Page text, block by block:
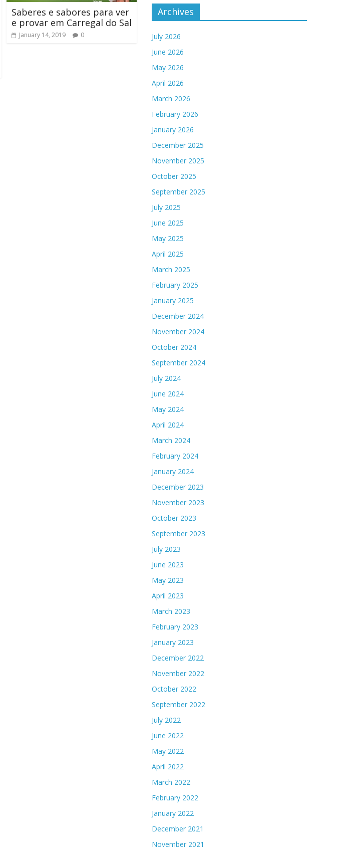
Saberes e sabores para ver
e provar em Carregal do Sal
January 14, 2019 0
Archives
July 2026
June 2026
May 2026
April 2026
March 2026
February 2026
January 2026
December 2025
November 2025
October 2025
September 2025
July 2025
June 2025
May 2025
April 2025
March 2025
February 2025
January 2025
December 2024
November 2024
October 2024
September 2024
July 2024
June 2024
May 2024
April 2024
March 2024
February 2024
January 2024
December 2023
November 2023
October 2023
September 2023
July 2023
June 2023
May 2023
April 2023
March 2023
February 2023
January 2023
December 2022
November 2022
October 2022
September 2022
July 2022
June 2022
May 2022
April 2022
March 2022
February 2022
January 2022
December 2021
November 2021